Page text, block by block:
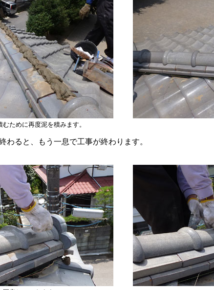
ために再度泥を積みます。
わると、もう一息で工事が終わります。